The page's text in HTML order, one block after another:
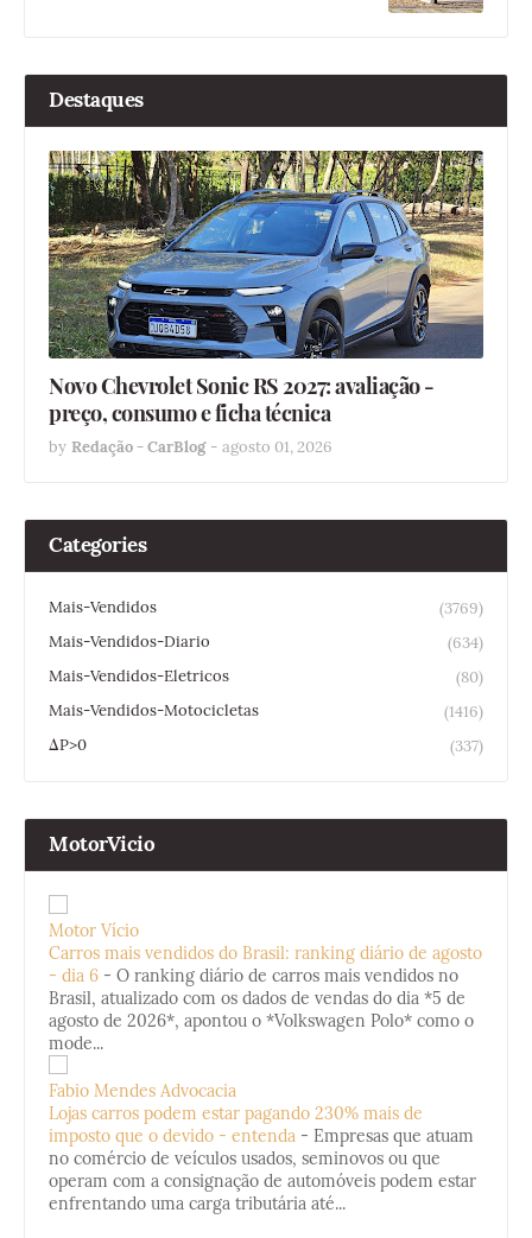
Destaques
Novo Chevrolet Sonic RS 2027: avaliação -
preço, consumo e ficha técnica
by Redação - CarBlog - agosto 01, 2026
Categories
Mais-Vendidos
(3769)
Mais-Vendidos-Diario
(634)
Mais-Vendidos-Eletricos
(80)
Mais-Vendidos-Motocicletas
(1416)
ΔP>0
(337)
MotorVicio
Motor Vício
Carros mais vendidos do Brasil: ranking diário de agosto
- dia 6 - O ranking diário de carros mais vendidos no
Brasil, atualizado com os dados de vendas do dia *5 de
agosto de 2026*, apontou o *Volkswagen Polo* como o
mode...
Fabio Mendes Advocacia
Lojas carros podem estar pagando 230% mais de
imposto que o devido - entenda - Empresas que atuam
no comércio de veículos usados, seminovos ou que
operam com a consignação de automóveis podem estar
enfrentando uma carga tributária até...